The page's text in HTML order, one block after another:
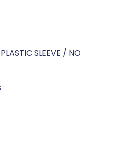
SLEEVE / NO